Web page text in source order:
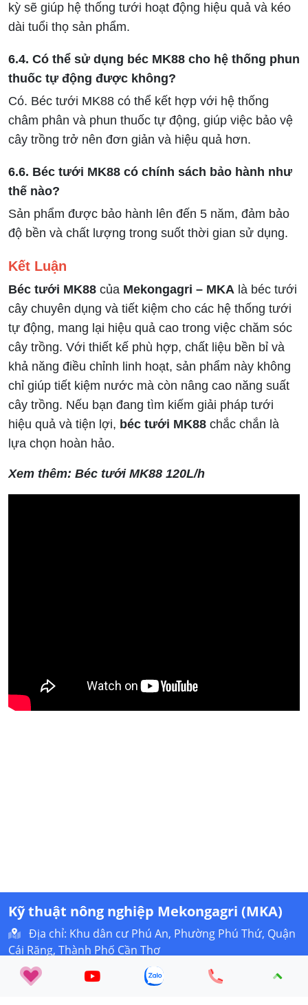
kỳ sẽ giúp hệ thống tưới hoạt động hiệu quả và kéo
dài tuổi thọ sản phẩm.
6.4. Có thể sử dụng béc MK88 cho hệ thống phun
thuốc tự động được không?
Có. Béc tưới MK88 có thể kết hợp với hệ thống
châm phân và phun thuốc tự động, giúp việc bảo vệ
cây trồng trở nên đơn giản và hiệu quả hơn.
6.6. Béc tưới MK88 có chính sách bảo hành như
thế nào?
Sản phẩm được bảo hành lên đến 5 năm, đảm bảo
độ bền và chất lượng trong suốt thời gian sử dụng.
Kết Luận
Béc tưới MK88 của Mekongagri – MKA là béc tưới
cây chuyên dụng và tiết kiệm cho các hệ thống tưới
tự động, mang lại hiệu quả cao trong việc chăm sóc
cây trồng. Với thiết kế phù hợp, chất liệu bền bỉ và
khả năng điều chỉnh linh hoạt, sản phẩm này không
chỉ giúp tiết kiệm nước mà còn nâng cao năng suất
cây trồng. Nếu bạn đang tìm kiếm giải pháp tưới
hiệu quả và tiện lợi, béc tưới MK88 chắc chắn là
lựa chọn hoàn hảo.
Xem thêm: Béc tưới MK88 120L/h
Kỹ thuật nông nghiệp Mekongagri (MKA)
Địa chỉ: Khu dân cư Phú An, Phường Phú Thứ, Quận
Cái Răng, Thành Phố Cần Thơ
Liên hệ: 0984 279 538
tuyethoa.mekong@gmail.com